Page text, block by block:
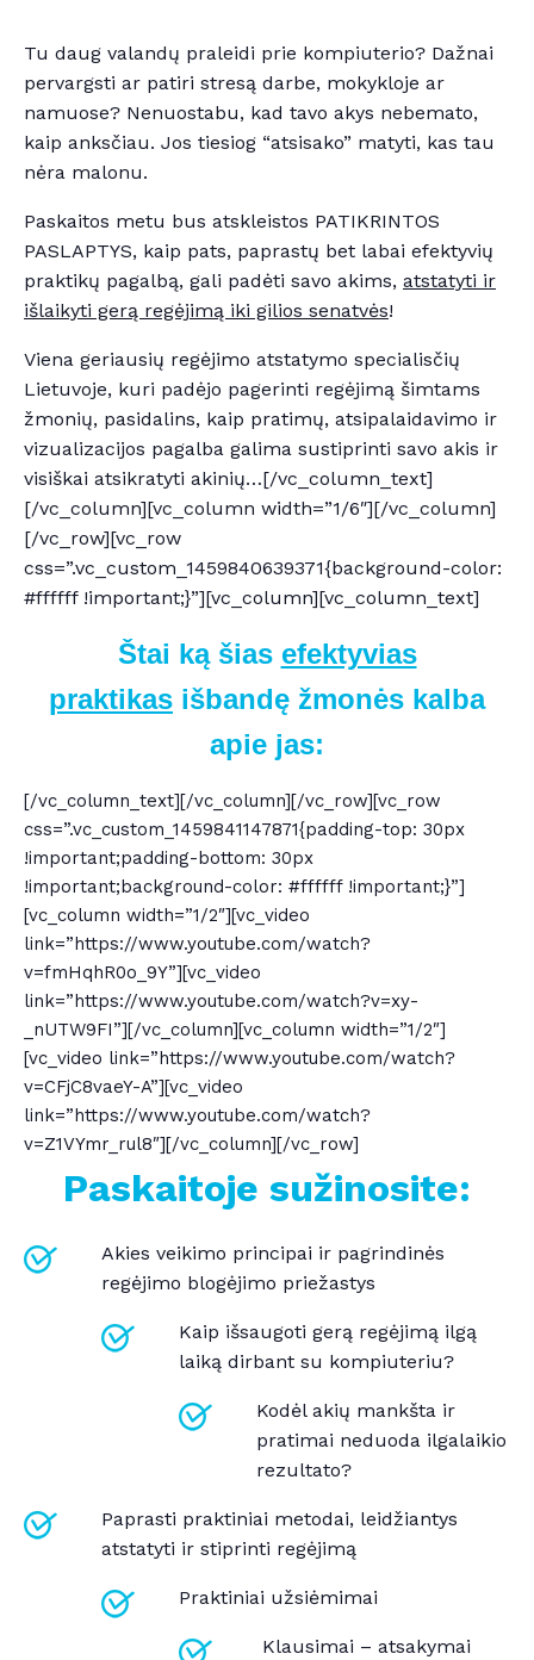
Tu daug valandų praleidi prie kompiuterio? Dažnai
pervargsti ar patiri stresą darbe, mokykloje ar
namuose? Nenuostabu, kad tavo akys nebemato,
kaip anksčiau. Jos tiesiog “atsisako” matyti, kas tau
nėra malonu.
Paskaitos metu bus atskleistos PATIKRINTOS
PASLAPTYS, kaip pats, paprastų bet labai efektyvių
praktikų pagalbą, gali padėti savo akims, atstatyti ir
išlaikyti gerą regėjimą iki gilios senatvės!
Viena geriausių regėjimo atstatymo specialisčių
Lietuvoje, kuri padėjo pagerinti regėjimą šimtams
žmonių, pasidalins, kaip pratimų, atsipalaidavimo ir
vizualizacijos pagalba galima sustiprinti savo akis ir
visiškai atsikratyti akinių…[/vc_column_text]
[/vc_column][vc_column width=”1/6″][/vc_column]
[/vc_row][vc_row
css=”.vc_custom_1459840639371{background-color:
#ffffff !important;}”][vc_column][vc_column_text]
Štai ką šias efektyvias
praktikas išbandę žmonės kalba
apie jas:
[/vc_column_text][/vc_column][/vc_row][vc_row
css=”.vc_custom_1459841147871{padding-top: 30px
!important;padding-bottom: 30px
!important;background-color: #ffffff !important;}”]
[vc_column width=”1/2″][vc_video
link=”https://www.youtube.com/watch?
v=fmHqhR0o_9Y”][vc_video
link=”https://www.youtube.com/watch?v=xy-
_nUTW9FI”][/vc_column][vc_column width=”1/2″]
[vc_video link=”https://www.youtube.com/watch?
v=CFjC8vaeY-A”][vc_video
link=”https://www.youtube.com/watch?
v=Z1VYmr_rul8″][/vc_column][/vc_row]
Paskaitoje sužinosite:
Akies veikimo principai ir pagrindinės
regėjimo blogėjimo priežastys
Kaip išsaugoti gerą regėjimą ilgą
laiką dirbant su kompiuteriu?
Kodėl akių mankšta ir
pratimai neduoda ilgalaikio
rezultato?
Paprasti praktiniai metodai, leidžiantys
atstatyti ir stiprinti regėjimą
Praktiniai užsiėmimai
Klausimai – atsakymai